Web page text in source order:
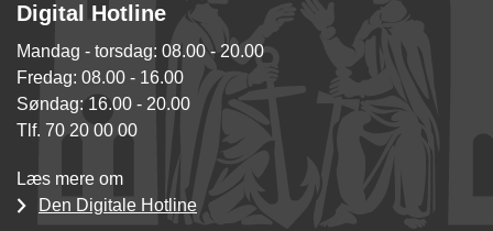
Digital Hotline
Mandag - torsdag: 08.00 - 20.00
Fredag: 08.00 - 16.00
Søndag: 16.00 - 20.00
Tlf. 70 20 00 00
Læs mere om
Den Digitale Hotline